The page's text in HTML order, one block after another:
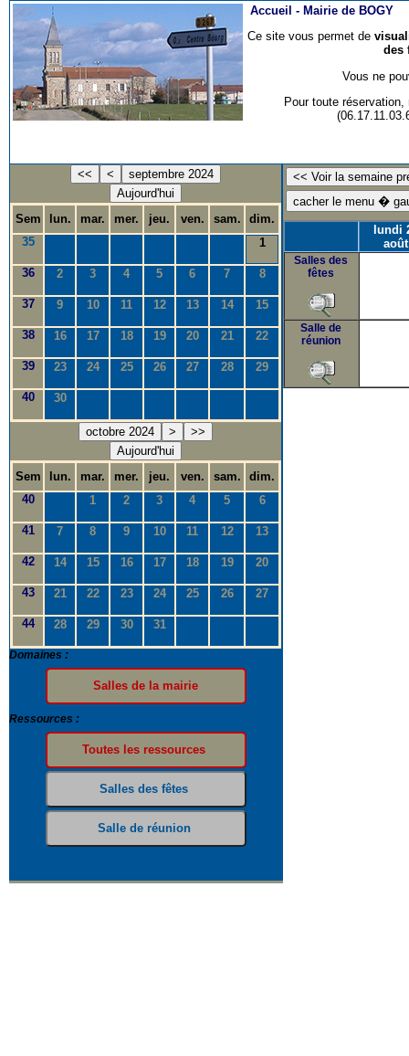
Accueil - Mairie de BOGY
Ce site vous permet de
des
Vous ne
Pour toute
<< <
septembre 2024
Aujourd'hui
Sem
lun. mar. mer. jeu. ven. sam.
dim.
35
1
36 2 3 4 5 6 7 8
37 9 10 11 12 13 14 15
38 16 17 18 19 20 21 22
39 23 24 25 26 27 28 29
40 30
octobre 2024 >
>>
Aujourd'hui
Sem
lun. mar. mer. jeu. ven. sam.
dim.
40
1 2 3 4 5 6
41 7 8 9 10 11 12 13
42 14 15 16 17 18 19 20
43 21 22 23 24 25 26 27
44 28 29 30 31
Domaines :
Ressources :
lundi
août
Salles des
fêtes
Salle de
réunion